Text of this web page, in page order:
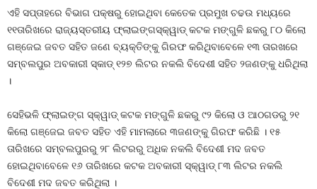
ଏହି ସପ୍ତାହରେ ବିଭାଗ ପକ୍ଷରୁ ହୋଇଥିବା କେତେକ ପ୍ରମୁଖ ଚଢଉ ମଧ୍ୟରେ
୧୧ତାରିଖରେ ରାଜ୍ୟସ୍ତରୀୟ ଫ୍ଲାଇଙ୍ଗସ୍କ୍ୱାଡ୍‍ କଟକ ମଙ୍ଗୁଳି ଛକରୁ ୮୦ କିଲୋ
ଗଞ୍ଜେଇ ଜବତ ସହିତ ଜଣେ ବ୍ୟକ୍ତିଙ୍କୁ ଗିରଫ କରିଥିବାବେଳେ ୧୩ ତାରଖରେ
ସମ୍ବଲପୁର ଅବକାରୀ ସ୍କାଡ୍‍ ୧୨୭ ଲିଟର ନକଲି ବିଦେଶୀ ସହିତ ୨ଜଣଙ୍କୁ ଧରିଥିଲା
।
ସେହିଭଳି ଫ୍ଲାଇଙ୍ଗ ସ୍କ୍ୱାଡ୍‍ କଟକ ମଙ୍ଗୁଳି ଛକରୁ ୯୨ କିଲୋ ଓ ଆଠଗଡରୁ ୨୧
କିଲୋ ଗଞ୍ଜେଇ ଜବତ ସହିତ ଏହି ମାମଲାରେ ୩ଜଣଙ୍କୁ ଗିରଫ କରିଛି । ୧୫
ତାରିଖରେ ସମ୍ବଲପୁରରୁ ୨୮ ଲିଟରରୁ ଅଧିକ ନକଲି ବିଦେଶୀ ମଦ ଜବତ
ହୋଇଥିବାବେଳେ ୧୬ ତାରିଖରେ କଟକ ଅବକାରୀ ସ୍କ୍ୱାଡ୍‍ ୮୩ ଲିଟର ନକଲି
ବିଦେଶୀ ମଦ ଜବତ କରିଥିଲା ।